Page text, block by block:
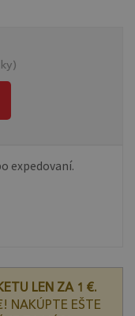
expedovaní.
LEN ZA 1 €.
NAKÚPTE EŠTE